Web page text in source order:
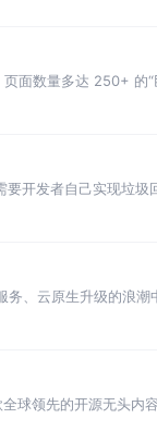
面数量多达 250+ 的“
了历史使命，相应的
开发者自己实现垃圾
要做的比较完善一些
、云原生升级的浪潮
球领先的开源无头内